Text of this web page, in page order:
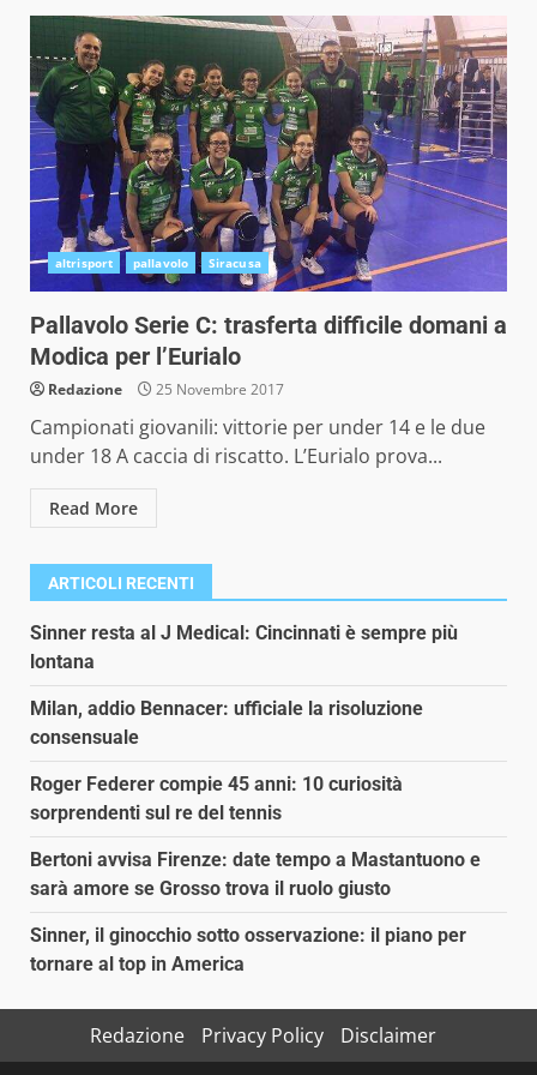
altrisport pallavolo Siracusa
Pallavolo Serie C: trasferta difficile domani a
Modica per l’Eurialo
Redazione 25 Novembre 2017
Campionati giovanili: vittorie per under 14 e le due
under 18 A caccia di riscatto. L’Eurialo prova...
Read More
ARTICOLI RECENTI
Sinner resta al J Medical: Cincinnati è sempre più
lontana
Milan, addio Bennacer: ufficiale la risoluzione
consensuale
Roger Federer compie 45 anni: 10 curiosità
sorprendenti sul re del tennis
Bertoni avvisa Firenze: date tempo a Mastantuono e
sarà amore se Grosso trova il ruolo giusto
Sinner, il ginocchio sotto osservazione: il piano per
tornare al top in America
Redazione Privacy Policy Disclaimer